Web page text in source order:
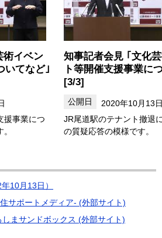
術イベン
いてなど｣
援事業につ
知事記者会見 ｢文化
ト等開催支援事業に
[3/3]
2020年10月13
JR尾道駅のテナント撤退
の質疑応答の模様です。
10月13日）
サポートメディア- (外部サイト)
まサンドボックス (外部サイト)